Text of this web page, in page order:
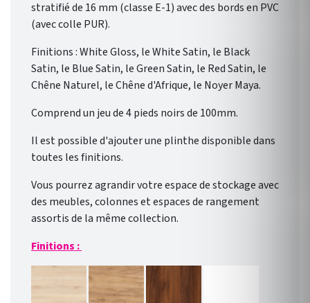
stratifié de 16 mm (classe E-1) avec des bords en PVC
(avec colle PUR).
Finitions : White Gloss, le White Satin, le Black
Satin, le Blue Satin, le Green Satin, le Red Satin, le
Chêne Naturel, le Chêne d'Afrique, le Noyer Maya.
Comprend un jeu de 4 pieds noirs de 100mm.
Il est possible d'ajouter une plinthe disponible dans
toutes les finitions.
Vous pourrez agrandir votre espace de stockage avec
des meubles, colonnes et espaces de rangement
assortis de la même collection.
Finitions :